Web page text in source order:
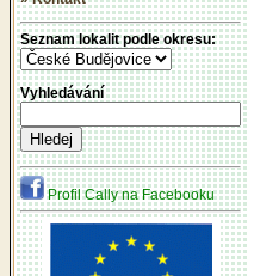
Seznam lokalit podle okresu:
Vyhledávání
Profil Cally na Facebooku